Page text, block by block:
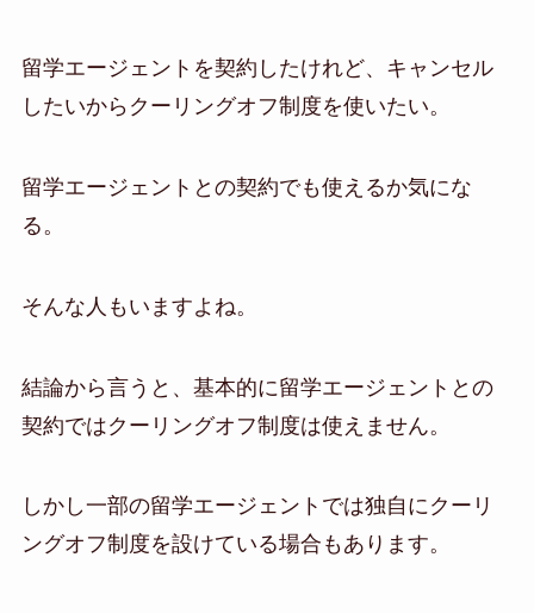
留学エージェントを契約したけれど、キャンセル
したいからクーリングオフ制度を使いたい。
留学エージェントとの契約でも使えるか気にな
る。
そんな人もいますよね。
結論から言うと、基本的に留学エージェントとの
契約ではクーリングオフ制度は使えません。
しかし一部の留学エージェントでは独自にクーリ
ングオフ制度を設けている場合もあります。